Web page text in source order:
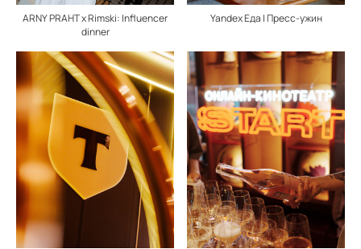
ARNY PRAHT x Rimski: Influencer
dinner
Yandex Еда | Пресс-ужин